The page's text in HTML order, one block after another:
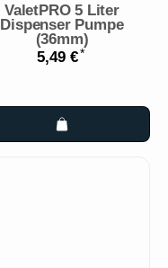
ValetPRO 5 Liter
Dispenser Pumpe
(36mm)
5,49 €*